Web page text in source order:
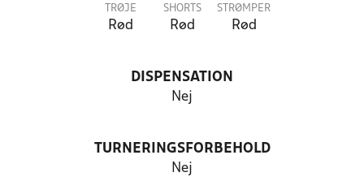
TRØJE
Rød
SHORTS
Rød
STRØMPER
Rød
DISPENSATION
Nej
TURNERINGSFORBEHOLD
Nej